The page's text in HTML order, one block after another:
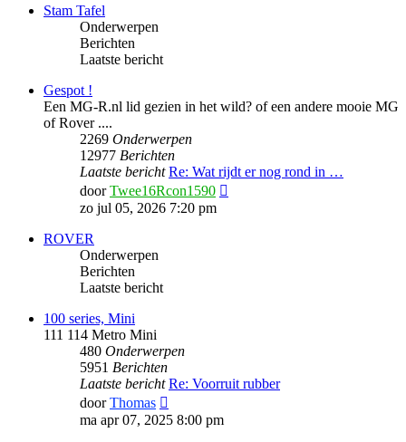
Stam Tafel
Onderwerpen
Berichten
Laatste bericht
Gespot !
Een MG-R.nl lid gezien in het wild? of een andere mooie MG
of Rover ....
2269 Onderwerpen
12977 Berichten
Laatste bericht Re: Wat rijdt er nog rond in …
doorTwee16Rcon1590
zo jul 05, 2026 7:20 pm
ROVER
Onderwerpen
Berichten
Laatste bericht
100 series, Mini
111 114 Metro Mini
480 Onderwerpen
5951 Berichten
Laatste bericht Re: Voorruit rubber
doorThomas
laatste
bericht
ma apr 07, 2025 8:00 pm